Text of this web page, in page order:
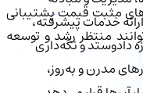
مثبت قیمت پشتیبانی
منتظر رشد و توسعه
خدمات پیشرفته،
دادوستد و نگه‌داری
مدرن و به‌روز،